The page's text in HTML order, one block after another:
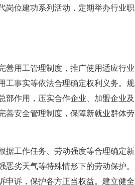
岗位建功系列活动，定期举办行业职
用工管理制度，推广使用适应行业
工事实等依法合理确定权利义务。规
部作用，压实合作企业、加盟企业及
善安全管理制度，保障新就业群体劳
工作任务、劳动强度等合理确定新
劣天气等特殊情形下的劳动保护。
申诉，保护各方正当权益。建立健全